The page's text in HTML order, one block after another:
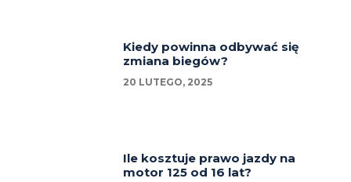
Kiedy powinna odbywać się
zmiana biegów?
20 LUTEGO, 2025
Ile kosztuje prawo jazdy na
motor 125 od 16 lat?